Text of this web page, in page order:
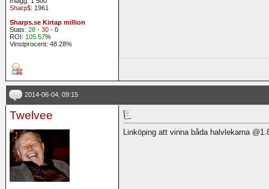
Sharp$: 1961
Sharps.se Kirtap million
Stats: 28 - 30 - 0
ROI: 105.57%
Vinstprocent: 48.28%
2014-06-04, 09:15
Twelvee
Linköping att vinna båda halvlekarna